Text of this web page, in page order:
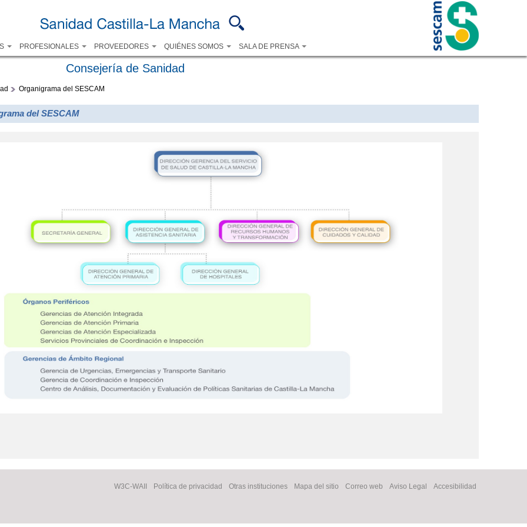
principal
PROFESIONALES PROVEEDORES QUIÉNES SOMOS SALA DE PRENSA
Consejería de Sanidad
Organigrama del SESCAM
del SESCAM
W3C-WAII Política de privacidad Otras instituciones Mapa del sitio Correo web Aviso Legal Accesibilidad